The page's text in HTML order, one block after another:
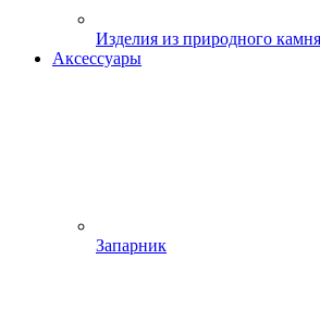
Изделия из природного камня
Аксессуары
Запарник